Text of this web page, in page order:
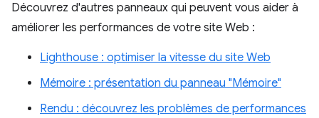
Découvrez d'autres panneaux qui peuvent vous aider à
améliorer les performances de votre site Web :
Lighthouse : optimiser la vitesse du site Web
Mémoire : présentation du panneau "Mémoire"
Rendu : découvrez les problèmes de performances